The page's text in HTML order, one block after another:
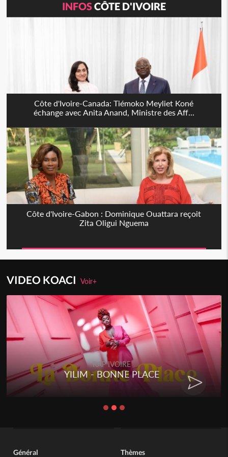
INFOSCÔTE D'IVOIRE
Côte d'Ivoire-Canada: Tiémoko Meyliet Koné
échange avec Anita Anand, Ministre des Aff...
Côte d'Ivoire-Gabon : Dominique Ouattara reçoit
Zita Oligui Nguema
VIDEO KOACIVoir+
RAP IVOIRE
YILIM - BONNE PLACE
Général Thèmes